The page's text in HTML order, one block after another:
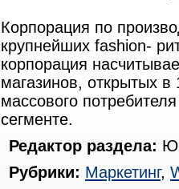
Корпорация по
крупнейших fashion-
корпорация
магазинов, открытых
массового
сегменте.
Редактор раздела:
Рубрики: Маркетинг,